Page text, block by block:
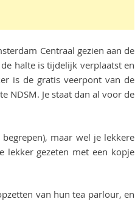
Centraal gezien aan de
halte is tijdelijk verplaatst en
is de gratis veerpont van de
NDSM. Je staat dan al voor de
maar wel je lekkere
lekker gezeten met een kopje
van hun tea parlour, en